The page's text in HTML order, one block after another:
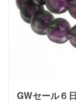
GWセール６